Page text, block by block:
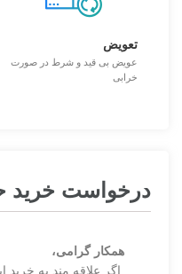
تعویض
عویض بی قید و شرط در صورت
خرابی
درخواست خرید
همکار گرامی،
اگر علاقه مند به